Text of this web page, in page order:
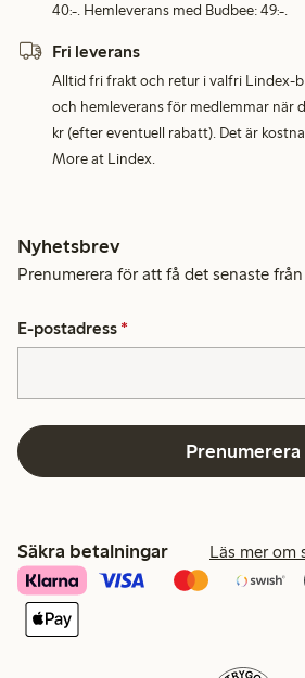
40:-. Hemleverans med Budbee: 49:-.
Fri leverans
Alltid fri frakt och retur i valfri Lindex-
och hemleverans för medlemmar när
kr (efter eventuell rabatt). Det är
More at Lindex.
Nyhetsbrev
Prenumerera för att få det senaste
E-postadress *
Prenumerera
Säkra betalningar Läs mer om